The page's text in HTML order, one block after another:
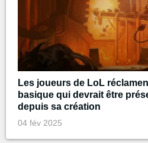
Les joueurs de LoL
basique qui devrait être
depuis sa création
04 fév 2025